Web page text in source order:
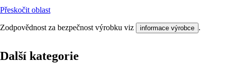
Přeskočit oblast
Zodpovědnost za bezpečnost výrobku viz informace výrobce .
Další kategorie